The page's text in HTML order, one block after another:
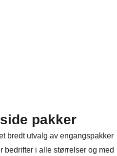
pakker
bredt utvalg av engangspakker
bedrifter i alle størrelser og med